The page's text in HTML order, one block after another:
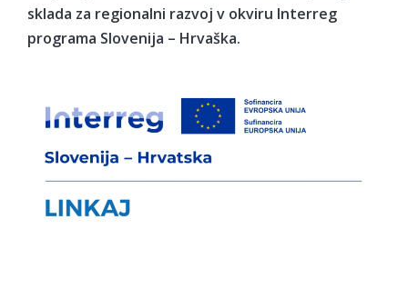
sklada za regionalni razvoj v okviru Interreg
programa Slovenija – Hrvaška.